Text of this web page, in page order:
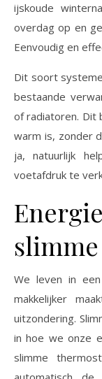
ijskoude
overdag op en
Eenvoudig en
Dit soort
bestaande
of radiatoren. Dit
warm is, zonder
ja, natuurlijk
voetafdruk te
We leven in
makkelijker
uitzondering.
in hoe we onze
slimme